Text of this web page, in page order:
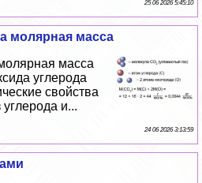
25 06 2026 5:45:10
молярная масса
масса
углерода
свойства
углерода и...
24 06 2026 3:13:59